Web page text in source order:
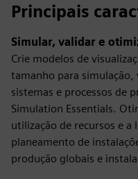
Principais
Simular, validar e
Crie modelos de
tamanho para simulação,
sistemas e processos de
Simulation Essentials.
utilização de recursos e
planeamento de
produção globais e